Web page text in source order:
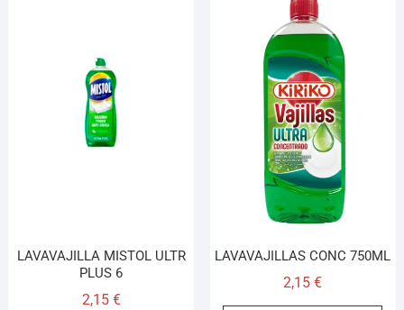
LAVAVAJILLA MISTOL ULTR
PLUS 6
2,15 €
LAVAVAJILLAS CONC 750ML
2,15€
Cómo llegar
¡Hola! Soy el asesor virtual de Ferretería El Arroyo.
Cuéntame qué necesitas y te ayudo a encontrarlo,